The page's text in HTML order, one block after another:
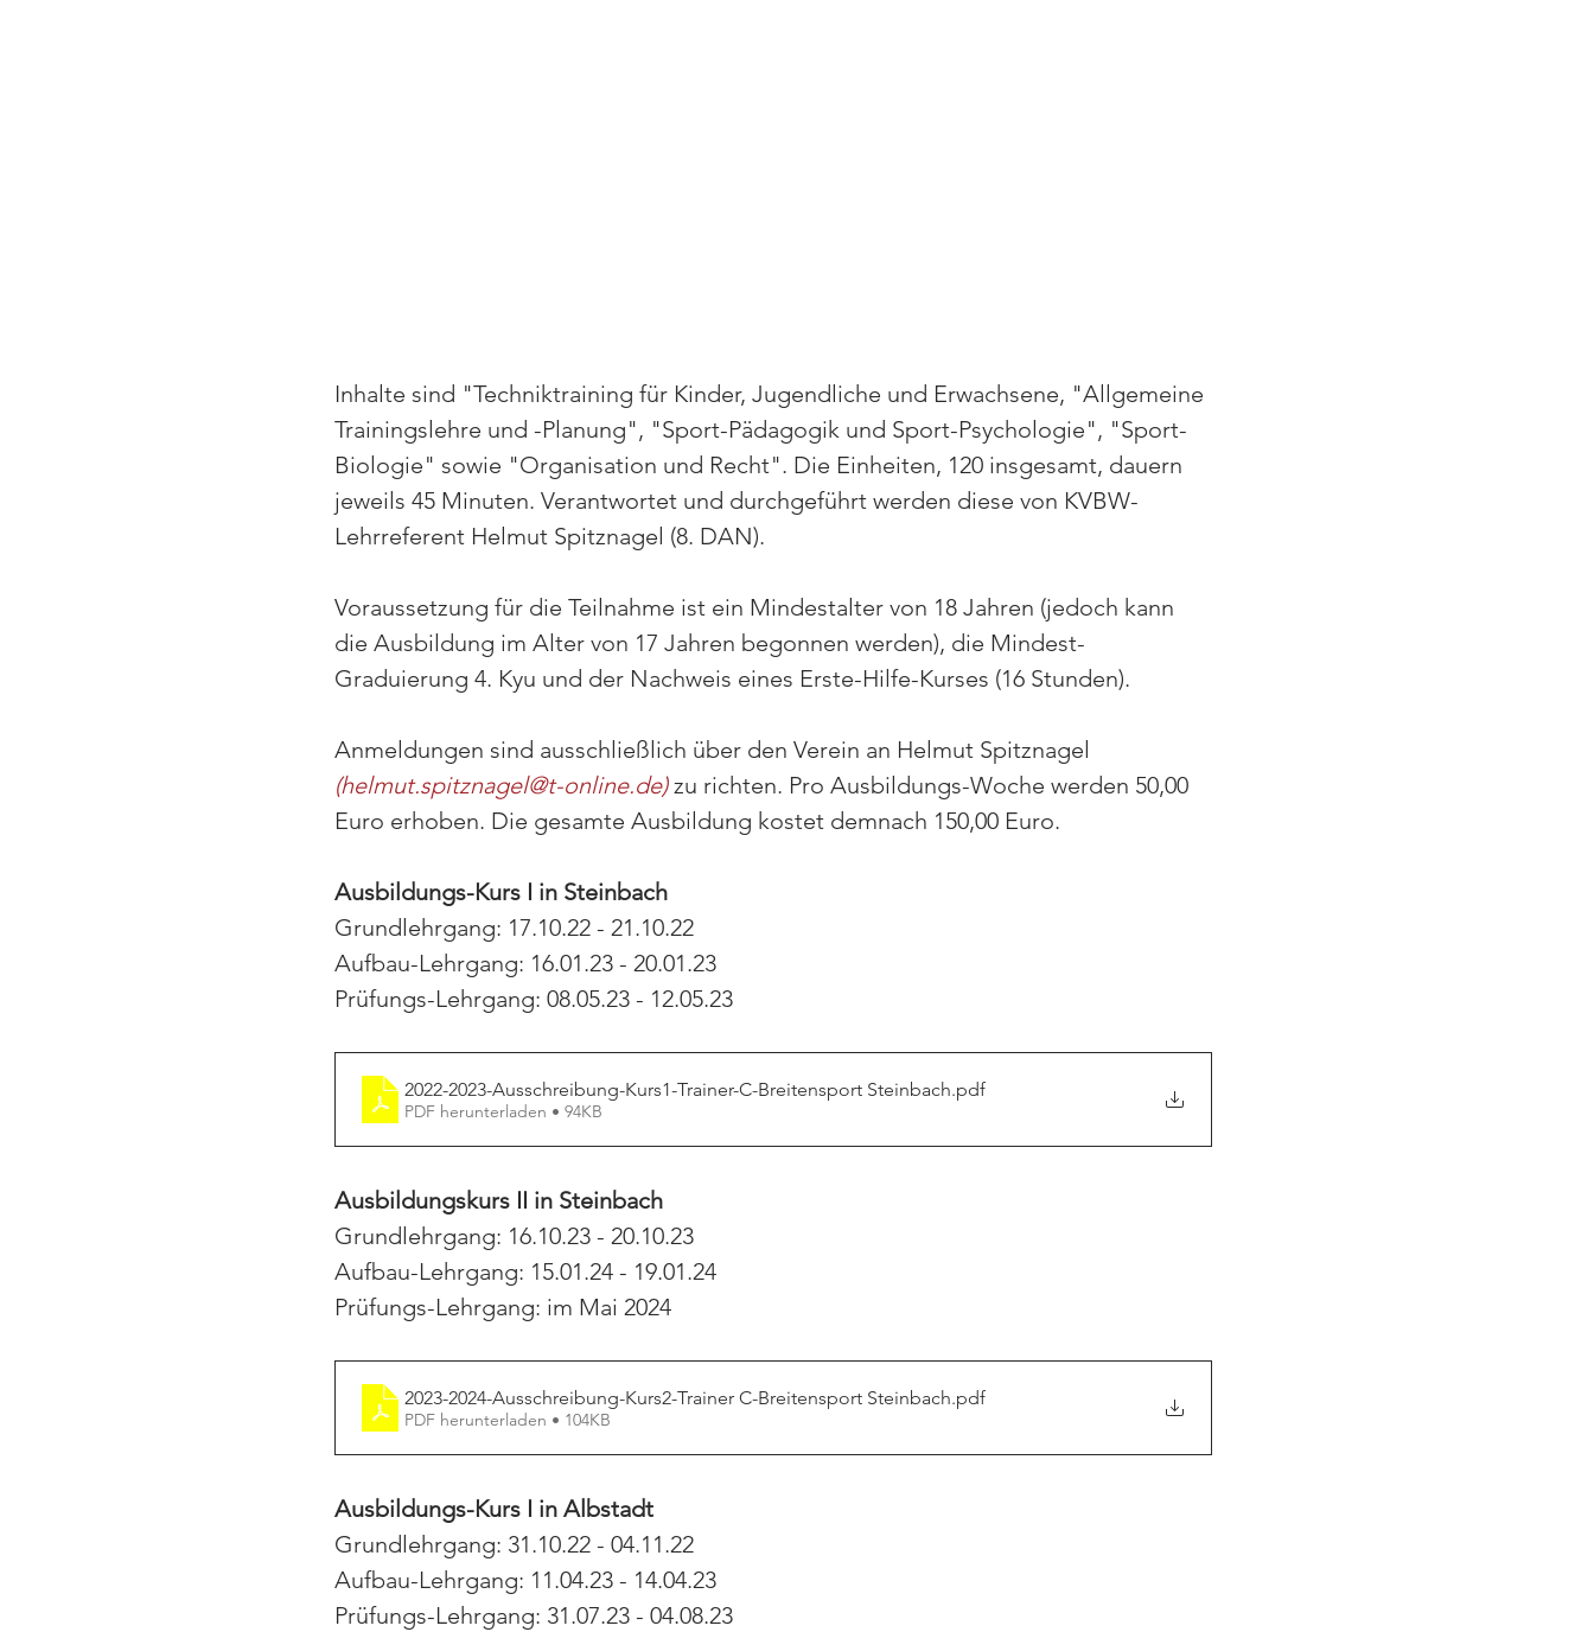
Inhalte sind "Techniktraining für Kinder, Jugendliche und Erwachsene, "Allgemeine
Trainingslehre und -Planung", "Sport-Pädagogik und Sport-Psychologie", "Sport-
Biologie" sowie "Organisation und Recht". Die Einheiten, 120 insgesamt, dauern
jeweils 45 Minuten. Verantwortet und durchgeführt werden diese von KVBW-
Lehrreferent Helmut Spitznagel (8. DAN).
Voraussetzung für die Teilnahme ist ein Mindestalter von 18 Jahren (jedoch kann
die Ausbildung im Alter von 17 Jahren begonnen werden), die Mindest-
Graduierung 4. Kyu und der Nachweis eines Erste-Hilfe-Kurses (16 Stunden).
Anmeldungen sind ausschließlich über den Verein an Helmut Spitznagel
(helmut.spitznagel@t-online.de) zu richten. Pro Ausbildungs-Woche werden 50,00
Euro erhoben. Die gesamte Ausbildung kostet demnach 150,00 Euro.
Ausbildungs-Kurs I in Steinbach
Grundlehrgang: 17.10.22 - 21.10.22
Aufbau-Lehrgang: 16.01.23 - 20.01.23
Prüfungs-Lehrgang: 08.05.23 - 12.05.23
2022-2023-Ausschreibung-Kurs1-Trainer-C-Breitensport Steinbach.pdf
PDF herunterladen • 94KB
Ausbildungskurs II in Steinbach
Grundlehrgang: 16.10.23 - 20.10.23
Aufbau-Lehrgang: 15.01.24 - 19.01.24
Prüfungs-Lehrgang: im Mai 2024
2023-2024-Ausschreibung-Kurs2-Trainer C-Breitensport Steinbach.pdf
PDF herunterladen • 104KB
Ausbildungs-Kurs I in Albstadt
Grundlehrgang: 31.10.22 - 04.11.22
Aufbau-Lehrgang: 11.04.23 - 14.04.23
Prüfungs-Lehrgang: 31.07.23 - 04.08.23